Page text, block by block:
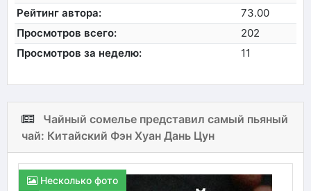
Рейтинг автора:
73.00
Просмотров всего:
202
Просмотров за неделю:
11
Чайный сомелье представил самый пьяный
чай: Китайский Фэн Хуан Дань Цун
Несколько фото